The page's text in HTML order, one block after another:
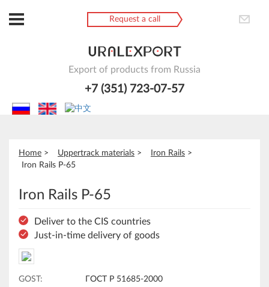
Request a call
Export of products from Russia
+7 (351) 723-07-57
Home Uppertrack materials
Iron Rails
Iron Rails Р-65
Iron Rails Р-65
Deliver to the CIS countries
Just-in-time delivery of goods
GOST: ГОСТ Р 51685-2000